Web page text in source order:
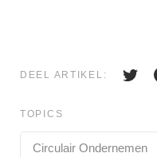
DEEL ARTIKEL:
TOPICS
Circulair Ondernemen